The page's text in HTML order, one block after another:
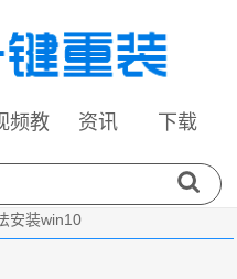
频教
资讯 下载
安装win10